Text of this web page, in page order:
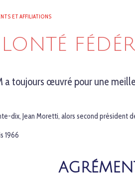
ET AFFILIATIONS
a toujours œuvré pour une
dix, Jean Moretti, alors second
1966